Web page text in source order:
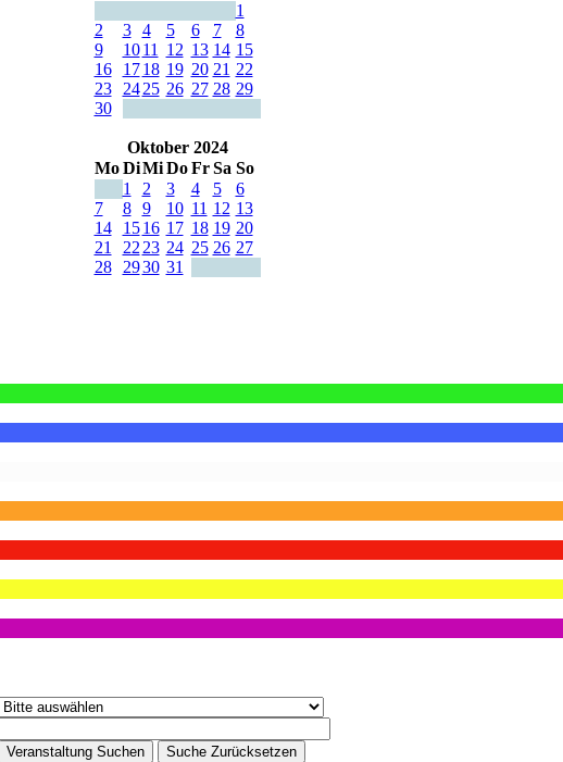
1
2
3 4 5 6 7
8
9
10 11 12 13 14 15
16
17 18 19 20 21 22
23
24 25 26 27 28 29
30
Oktober 2024
Mo DiMi Do Fr Sa So
1
2 3 4 5
6
7
8 9 10 11 12 13
14
15 16 17 18 19 20
21
22 23 24 25 26 27
28
2930 31